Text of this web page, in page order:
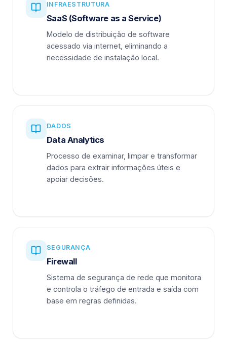
INFRAESTRUTURA
SaaS (Software as a Service)
Modelo de distribuição de software
acessado via internet, eliminando a
necessidade de instalação local.
DADOS
Data Analytics
Processo de examinar, limpar e transformar
dados para extrair informações úteis e
apoiar decisões.
SEGURANÇA
Firewall
Sistema de segurança de rede que monitora
e controla o tráfego de entrada e saída com
base em regras definidas.